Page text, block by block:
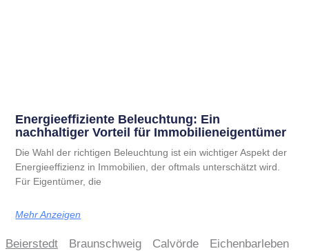
Energieeffiziente Beleuchtung: Ein
nachhaltiger Vorteil für Immobilieneigentümer
Die Wahl der richtigen Beleuchtung ist ein wichtiger Aspekt der
Energieeffizienz in Immobilien, der oftmals unterschätzt wird.
Für Eigentümer, die
Mehr Anzeigen
Beierstedt Braunschweig Calvörde
Eichenbarleben